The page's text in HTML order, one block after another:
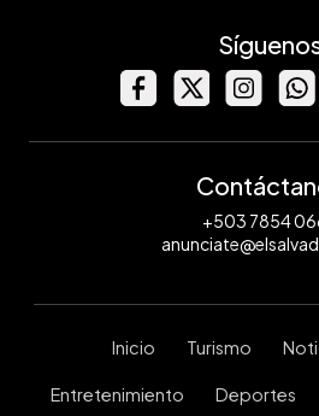
+503 7854
Inicio Turismo
Entretenimiento Deportes